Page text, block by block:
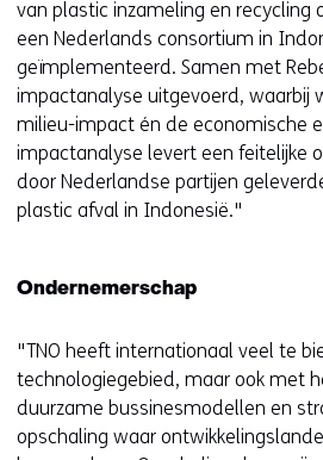
van plastic inzameling en recycling
een Nederlands consortium in
geïmplementeerd. Samen met
impactanalyse uitgevoerd, waarbij
milieu-impact én de economische
impactanalyse levert een feitelijke
door Nederlandse partijen
plastic afval in Indonesië."
Ondernemerschap
"TNO heeft internationaal veel te
technologiegebied, maar ook met
duurzame bussinesmodellen en
opschaling waar